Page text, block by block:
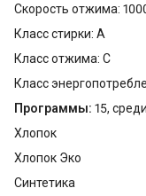
Скорость отжима:
Класс стирки: A
Класс отжима: C
Класс
Программы: 15,
Хлопок
Хлопок Эко
Синтетика